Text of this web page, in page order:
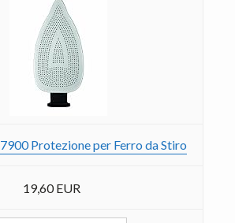
Protezione per Ferro da Stiro
19,60 EUR